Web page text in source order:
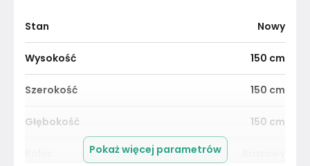
Stan Nowy
Wysokość 150 cm
Szerokość 150 cm
Głębokość 150 cm
Pokaż więcej parametrów